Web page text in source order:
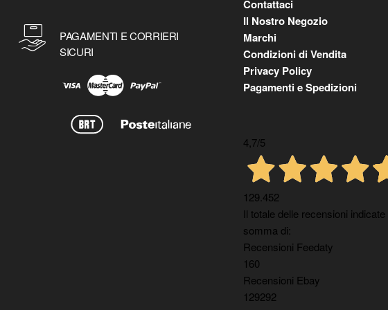
PAGAMENTI E CORRIERI
SICURI
Contattaci
Il Nostro Negozio
Marchi
Condizioni di Vendita
Privacy Policy
Pagamenti e Spedizioni
4,7/5
129.452
Il totale delle recensioni
somma di:
Recensioni Feedaty
160
Recensioni Ebay
129292